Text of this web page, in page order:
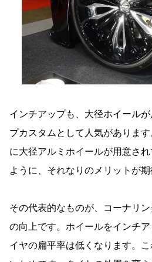
インチアップも、大径ホイール
プカスタムとして人気がありま
に大径アルミホイールが用意さ
ように、それなりのメリットが期
その代表的なものが、コーナリ
の向上です。ホイールをインチ
イヤの扁平率は低くなります。